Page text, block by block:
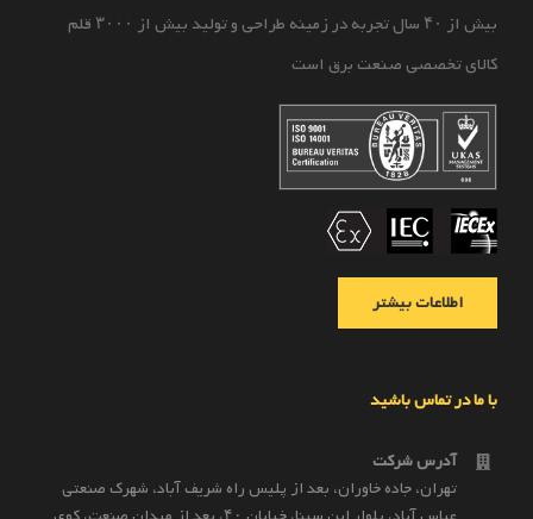
بیش از ۴۰ سال تجربه در زمینه طراحی و تولید بیش از ۳۰۰۰ قلم
کالای تخصصی صنعت برق است
اطلاعات بیشتر
با ما در تماس باشید
آدرس شرکت
تهران، جاده خاوران، بعد از پليس راه شريف آباد، شهرک صنعتى